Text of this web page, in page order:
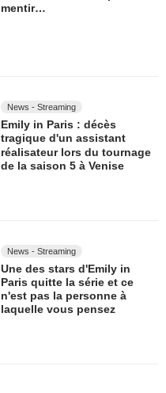
mentir…
News - Streaming
Emily in Paris : décès
tragique d'un assistant
réalisateur lors du tournage
de la saison 5 à Venise
News - Streaming
Une des stars d'Emily in
Paris quitte la série et ce
n'est pas la personne à
laquelle vous pensez